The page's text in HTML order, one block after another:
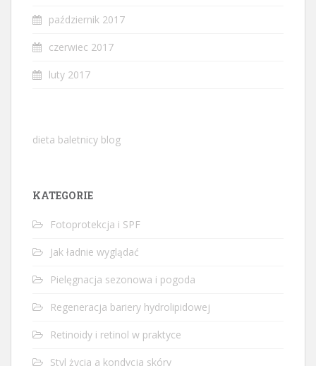
październik 2017
czerwiec 2017
luty 2017
dieta baletnicy blog
KATEGORIE
Fotoprotekcja i SPF
Jak ładnie wyglądać
Pielęgnacja sezonowa i pogoda
Regeneracja bariery hydrolipidowej
Retinoidy i retinol w praktyce
Styl życia a kondycja skóry